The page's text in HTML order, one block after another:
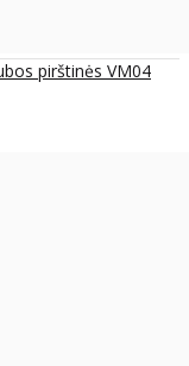
pirštinės VM04